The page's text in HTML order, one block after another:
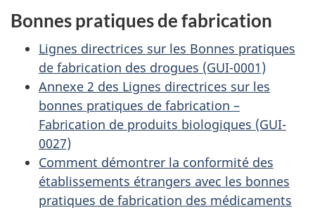
Bonnes pratiques de fabrication
Lignes directrices sur les Bonnes pratiques
de fabrication des drogues (GUI-0001)
Annexe 2 des Lignes directrices sur les
bonnes pratiques de fabrication –
Fabrication de produits biologiques (GUI-
0027)
Comment démontrer la conformité des
établissements étrangers avec les bonnes
pratiques de fabrication des médicaments